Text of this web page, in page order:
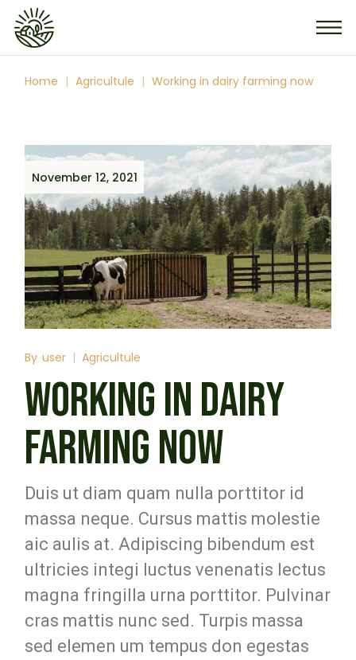
Home Agricultule Working in dairy farming now
November 12, 2021
By user Agricultule
WORKING IN DAIRY
FARMING NOW
Duis ut diam quam nulla porttitor id
massa neque. Cursus mattis molestie
aic aulis at. Adipiscing bibendum est
ultricies integi luctus venenatis lectus
magna fringilla urna porttitor. Pulvinar
cras mattis nunc sed. Turpis massa
sed elemen um tempus don egestas